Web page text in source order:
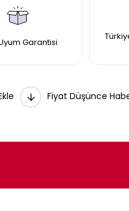
Garantisi
Fiyat Düşünce